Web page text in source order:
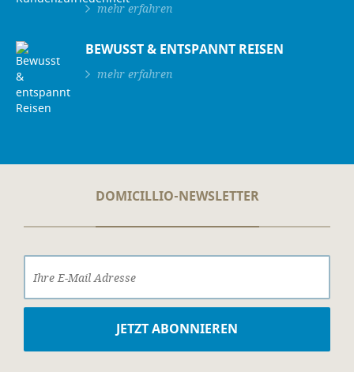
mehr erfahren
BEWUSST & ENTSPANNT REISEN
mehr erfahren
DOMICILLIO-NEWSLETTER